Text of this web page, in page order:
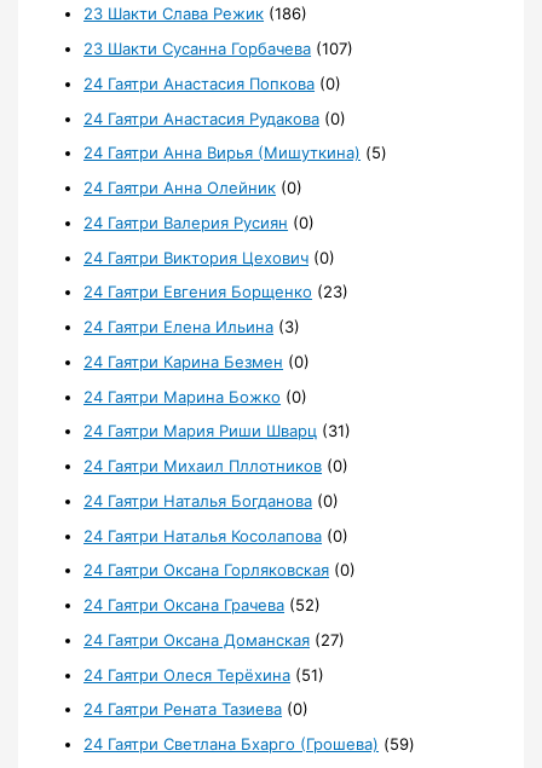
23 Шакти Слава Режик (186)
23 Шакти Сусанна Горбачева (107)
24 Гаятри Анастасия Попкова (0)
24 Гаятри Анастасия Рудакова (0)
24 Гаятри Анна Вирья (Мишуткина) (5)
24 Гаятри Анна Олейник (0)
24 Гаятри Валерия Русиян (0)
24 Гаятри Виктория Цехович (0)
24 Гаятри Евгения Борщенко (23)
24 Гаятри Елена Ильина (3)
24 Гаятри Карина Безмен (0)
24 Гаятри Марина Божко (0)
24 Гаятри Мария Риши Шварц (31)
24 Гаятри Михаил Пллотников (0)
24 Гаятри Наталья Богданова (0)
24 Гаятри Наталья Косолапова (0)
24 Гаятри Оксана Горляковская (0)
24 Гаятри Оксана Грачева (52)
24 Гаятри Оксана Доманская (27)
24 Гаятри Олеся Терёхина (51)
24 Гаятри Рената Тазиева (0)
24 Гаятри Светлана Бхарго (Грошева) (59)